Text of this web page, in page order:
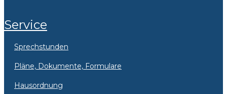
Service
Sprechstunden
Pläne, Dokumente, Formulare
Hausordnung